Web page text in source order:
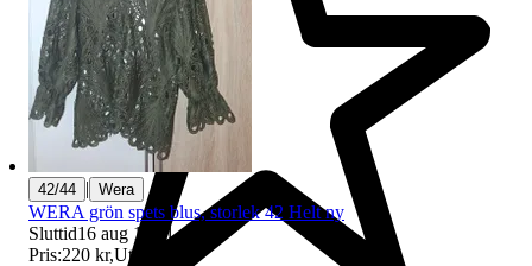
42/44 | Wera
WERA grön spets blus, storlek 42 Helt ny
Sluttid16 aug 11:31.
Pris:220 kr,Utropspris